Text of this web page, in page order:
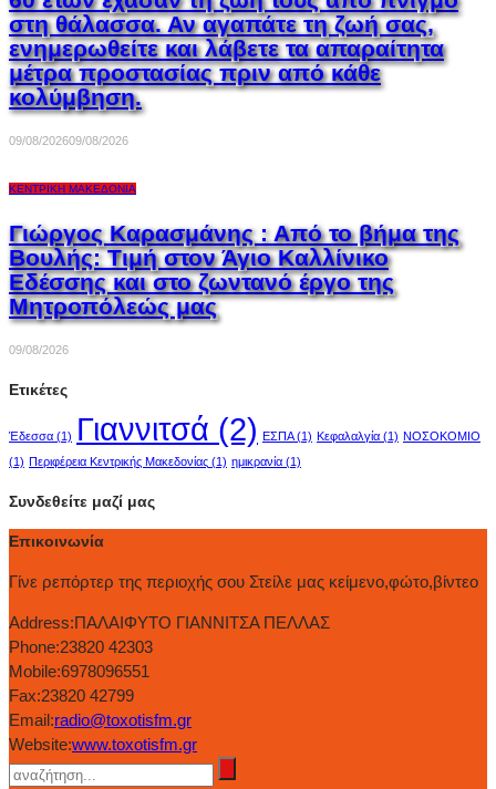
στη θάλασσα. Αν αγαπάτε τη ζωή σας,
ενημερωθείτε και λάβετε τα απαραίτητα
μέτρα προστασίας πριν από κάθε
κολύμβηση.
09/08/202609/08/2026
ΚΕΝΤΡΙΚΉ ΜΑΚΕΔΟΝΊΑ
Γιώργος Καρασμάνης : Από το βήμα της
Βουλής: Τιμή στον Άγιο Καλλίνικο
Εδέσσης και στο ζωντανό έργο της
Μητροπόλεώς μας
09/08/2026
Ετικέτες
Έδεσσα (1) Γιαννιτσά (2) ΕΣΠΑ(1) Κεφαλαλγία (1) ΝΟΣΟΚΟΜΙΟ
(1) Περιφέρεια Κεντρικής Μακεδονίας (1) ημικρανία (1)
Συνδεθείτε μαζί μας
Επικοινωνία
Γίνε ρεπόρτερ της περιοχής σου Στείλε μας κείμενο,φώτο,βίντεο
Address:ΠΑΛΑΙΦΥΤΟ ΓΙΑΝΝΙΤΣΑ ΠΕΛΛΑΣ
Phone:23820 42303
Mobile:6978096551
Fax:23820 42799
Email:radio@toxotisfm.gr
Website:www.toxotisfm.gr